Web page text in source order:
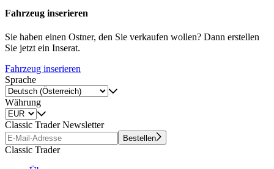
Fahrzeug inserieren
Sie haben einen Ostner, den Sie verkaufen wollen? Dann erstellen
Sie jetzt ein Inserat.
Fahrzeug inserieren
Sprache
Währung
Classic Trader Newsletter
Bestellen
Classic Trader